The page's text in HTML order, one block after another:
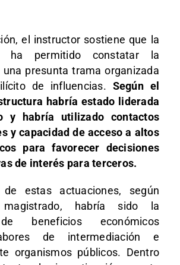
el instructor sostiene que la
ha permitido constatar la
presunta trama organizada
de influencias. Según el
habría estado liderada
y habría utilizado contactos
y capacidad de acceso a altos
para favorecer decisiones
de interés para terceros.
estas actuaciones, según
habría sido la
beneficios económicos
de intermediación e
organismos públicos. Dentro